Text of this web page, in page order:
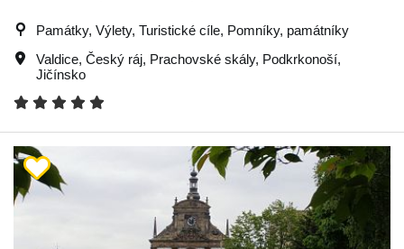
Památky, Výlety, Turistické cíle, Pomníky, památníky
Valdice, Český ráj, Prachovské skály, Podkrkonoší,
Jičínsko